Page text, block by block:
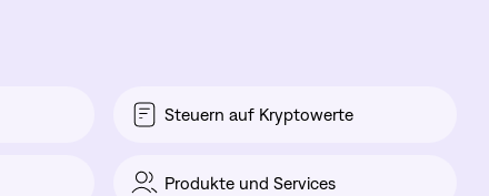
Steuern auf Kryptowerte
Produkte und Services